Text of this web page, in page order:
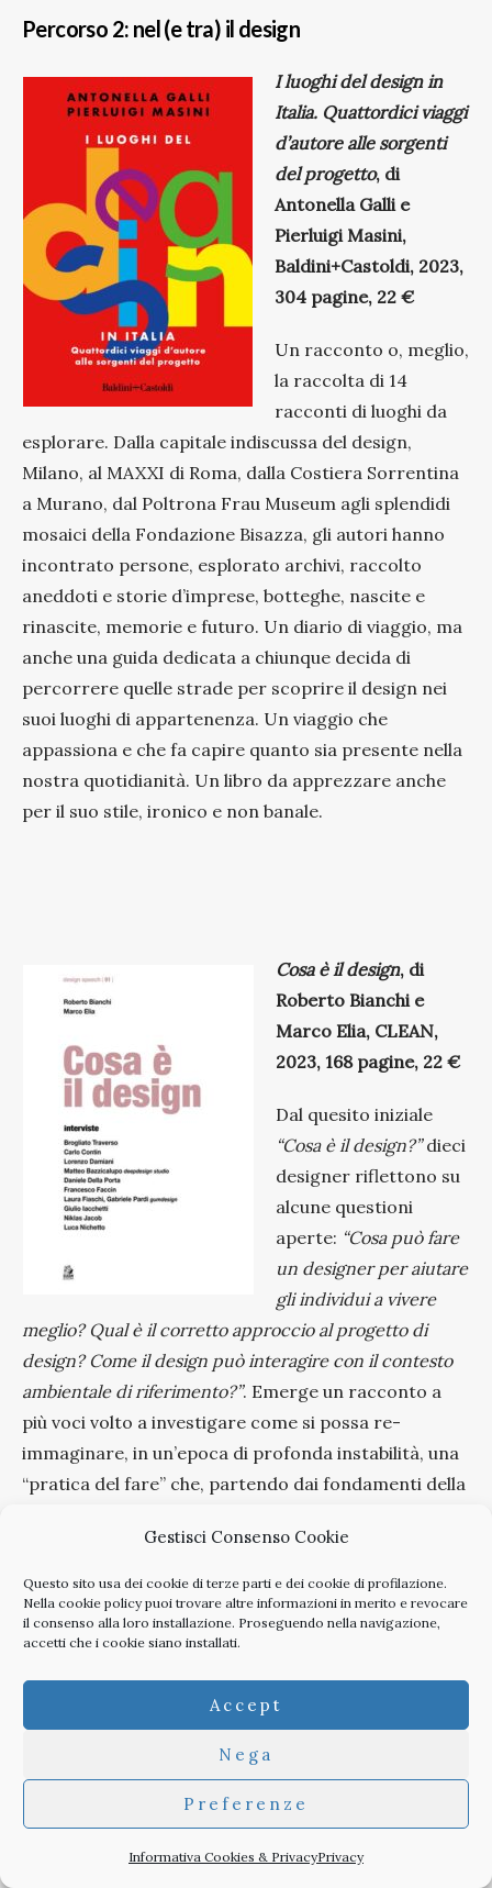
Gestisci Consenso Cookie
Questo sito usa dei cookie di terze parti e dei cookie di profilazione.
Nella cookie policypuoi trovare altre informazioni in merito e revocare
il consenso alla loro installazione. Proseguendo nella navigazione,
accetti che i cookie siano installati.
Accept
Nega
Preferenze
Informativa Cookies & PrivacyPrivacy
Percorso 2: nel (e tra) il design
I luoghi del design in
Italia. Quattordici viaggi
d’autore alle sorgenti
del progetto, di
Antonella Galli e
Pierluigi Masini,
Baldini+Castoldi, 2023,
304 pagine, 22 €
Un racconto o, meglio,
la raccolta di 14
racconti di luoghi da
esplorare. Dalla capitale indiscussa del design,
Milano, al MAXXI di Roma, dalla Costiera Sorrentina
a Murano, dal Poltrona Frau Museum agli splendidi
mosaici della Fondazione Bisazza, gli autori hanno
incontrato persone, esplorato archivi, raccolto
aneddoti e storie d’imprese, botteghe, nascite e
rinascite, memorie e futuro. Un diario di viaggio, ma
anche una guida dedicata a chiunque decida di
percorrere quelle strade per scoprire il design nei
suoi luoghi di appartenenza. Un viaggio che
appassiona e che fa capire quanto sia presente nella
nostra quotidianità. Un libro da apprezzare anche
per il suo stile, ironico e non banale.
Cosa è il design, di
Roberto Bianchi e
Marco Elia, CLEAN,
2023, 168 pagine, 22 €
Dal quesito iniziale
“Cosa è il design?”dieci
designer riflettono su
alcune questioni
aperte: “Cosa può fare
un designer per aiutare
gli individui a vivere
meglio? Qual è il corretto approccio al progetto di
design? Come il design può interagire con il contesto
ambientale di riferimento?”. Emerge un racconto a
più voci volto a investigare come si possa re-
immaginare, in un’epoca di profonda instabilità, una
“pratica del fare” che, partendo dai fondamenti della
significato. Dal dialogo sembra configurarsi un
nuovo lessico con alcuni vocaboli in primo piano:
responsabilità, consapevolezza, ricerca, sensibilità,
ascolto, processo, territorio, sintesi, trasversalità,
Officina Gio Ponti.